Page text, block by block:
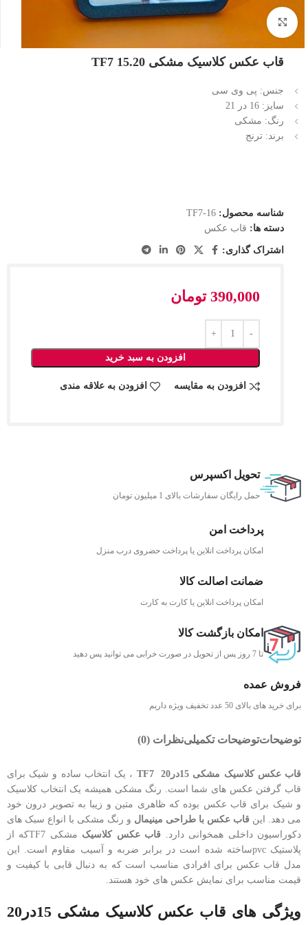
بزرگنمایی تصویر
قاب عکس کلاسیک مشکی 15.20 TF7
جنس: پی وی سی
سایز: 16 در 21
رنگ: مشکی
برند: ترنج
شناسه محصول: TF7-16
دسته ها: قاب عکس
اشتراک گذاری:
390,000 تومان
افزودن به سبد خرید
افزودن به مقایسه افزودن به علاقه مندی
تحویل اکسپرس
حمل رایگان سفارشات بالای 1 میلیون تومان
پرداخت امن
امکان پرداخت انلاین یا پرداخت حضروی درب منزل
ضمانت اصالت کالا
امکان پرداخت انلاین یا کارت به کارت
امکان بازگشت کالا
تا 7 روز پس از تحویل در صورت خرابی می توانید پس دهید
فروش عمده
برای خرید های بالای 50 عدد تخفیف ویژه داریم
توضیحاتتوضیحات تکمیلینظرات (0)
قاب عکس کلاسیک مشکی 15در20 TF7
، یک انتخاب ساده و شیک برای
قاب گرفتن عکس های شما است. رنگ مشکی همیشه یک انتخاب کلاسیک
و شیک برای قاب عکس بوده که ظاهری متین و زیبا به تصویر درون خود
می دهد. این قاب عکس با طراحی مینیمال و رنگ مشکی با انواع سبک های
دکوراسیون داخلی همخوانی دارد. قاب عکس کلاسیک
مشکی TF7که از
پلاستیک pvcساخته شده است در برابر ضربه و آسیب مقاوم است. این
مدل قاب عکس برای افرادی مناسب است که به دنبال قابی با کیفیت و
قیمت مناسب برای نمایش عکس های خود هستند.
ویژگی های قاب عکس کلاسیک مشکی 15در20